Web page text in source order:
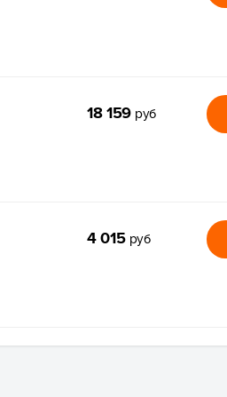
18 159 руб
4 015 руб